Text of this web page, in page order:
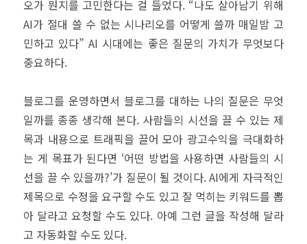
오가 뭔지를 고민한다는 걸 들었다. “나도 살아남기 위해
AI가 절대 쓸 수 없는 시나리오를 어떻게 쓸까 매일밤 고
민하고 있다” AI 시대에는 좋은 질문의 가치가 무엇보다
중요하다.
블로그를 운영하면서 블로그를 대하는 나의 질문은 무엇
일까를 종종 생각해 본다. 사람들의 시선을 끌 수 있는 제
목과 내용으로 트래픽을 끌어 모아 광고수익을 극대화하
는 게 목표가 된다면 ‘어떤 방법을 사용하면 사람들의 시
선을 끌 수 있을까?’가 질문이 될 것이다. AI에게 자극적인
제목으로 수정을 요구할 수도 있고 잘 먹히는 키워드를 뽑
아 달라고 요청할 수도 있다. 아예 그런 글을 작성해 달라
고 자동화할 수도 있다.